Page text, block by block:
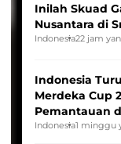
Inilah Skuad
Nusantara di
Indonesia22 jam
Indonesia
Merdeka Cup
Pemantauan
League
Indonesia1 minggu